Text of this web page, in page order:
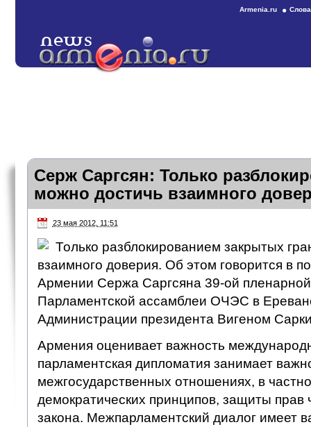
Armenia.ru
Серж Саргсян: Только
можно достичь взаимного
23 мая 2012, 11:51
Только разблокированием закрытых
взаимного доверия. Об этом говорится в
Армении Сержа Саргсяна 39-ой
Парламентской ассамблеи ОЧЭС в
Администрации президента Вигеном
Армения оценивает важность
парламентская дипломатия занимает
межгосударственных отношениях, в
демократических принципов, защиты прав
закона. Межпарламентский диалог имеет